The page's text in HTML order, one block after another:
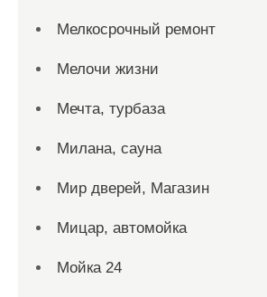
Мелкосрочный ремонт
Мелочи жизни
Мечта, турбаза
Милана, сауна
Мир дверей, Магазин
Мицар, автомойка
Мойка 24